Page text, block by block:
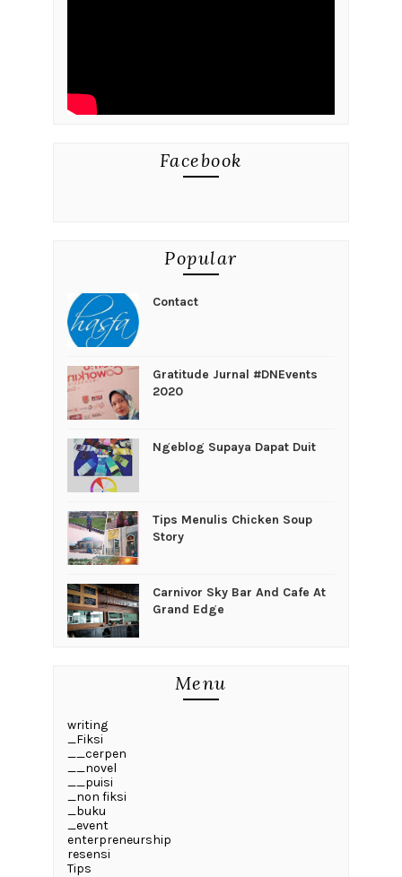
Facebook
Popular
Contact
Gratitude Jurnal #DNEvents
2020
Ngeblog Supaya Dapat Duit
Tips Menulis Chicken Soup
Story
Carnivor Sky Bar And Cafe At
Grand Edge
Menu
writing
_Fiksi
__cerpen
__novel
__puisi
_non fiksi
_buku
_event
enterpreneurship
resensi
Tips